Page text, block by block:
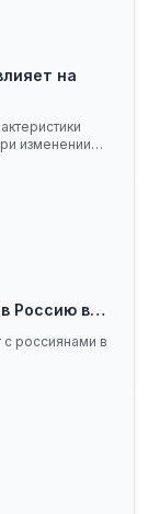
на
изменении
Россию в…
россиянами в